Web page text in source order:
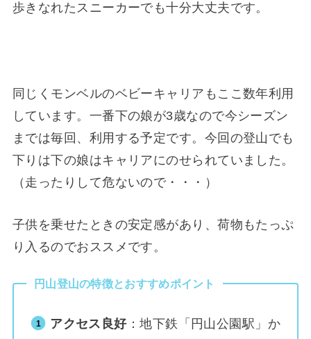
歩きなれたスニーカーでも十分大丈夫です。
同じくモンベルのベビーキャリアもここ数年利用
しています。一番下の娘が3歳なので今シーズン
までは毎回、利用する予定です。今回の登山でも
下りは下の娘はキャリアにのせられていました。
（走ったりして危ないので・・・）
子供を乗せたときの安定感があり、荷物もたっぷ
り入るのでおススメです。
円山登山の特徴とおすすめポイント
アクセス良好：地下鉄「円山公園駅」か